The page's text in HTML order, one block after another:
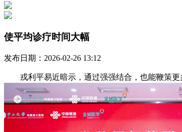
使平均诊疗时间大幅
发布日期：2026-02-26 13:12
戎利平易近暗示，通过强强结合，也能鞭策更